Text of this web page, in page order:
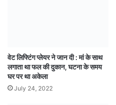
वेट लिफ्टिंग प्लेयर ने जान दी : मां के साथ
लगाता था फल की दुकान, घटना के समय
घर पर था अकेला
July 24, 2022